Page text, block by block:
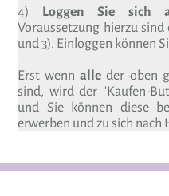
4) Loggen Sie sich
Voraussetzung hierzu
und 3). Einloggen können
Erst wennalle der oben
sind, wird der "Kaufen-
und Sie können diese
erwerben und zu sich nach